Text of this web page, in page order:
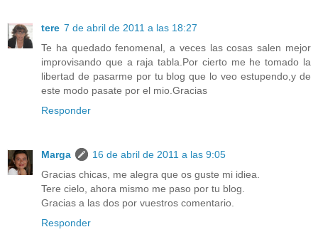
tere 7 de abril de 2011 a las 18:27
Te ha quedado fenomenal, a veces las cosas salen mejor
improvisando que a raja tabla.Por cierto me he tomado la
libertad de pasarme por tu blog que lo veo estupendo,y de
este modo pasate por el mio.Gracias
Responder
Marga
16 de abril de 2011 a las 9:05
Gracias chicas, me alegra que os guste mi idiea.
Tere cielo, ahora mismo me paso por tu blog.
Gracias a las dos por vuestros comentario.
Responder